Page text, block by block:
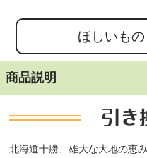
商品説明
北海道十勝、雄大な大地の恵